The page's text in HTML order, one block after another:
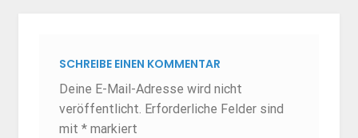
SCHREIBE EINEN KOMMENTAR
Deine E-Mail-Adresse wird nicht
veröffentlicht. Erforderliche Felder sind
mit* markiert